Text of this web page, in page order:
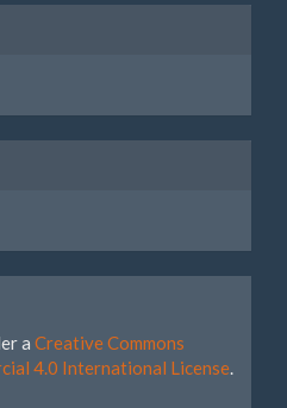
a Creative Commons
4.0 International License.